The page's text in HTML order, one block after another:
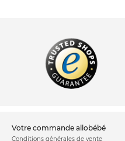
votre commande allobébé
Conditions générales de vente